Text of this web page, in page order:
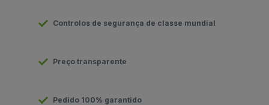
Controlos de segurança de classe mundial
Preço transparente
Pedido 100% garantido